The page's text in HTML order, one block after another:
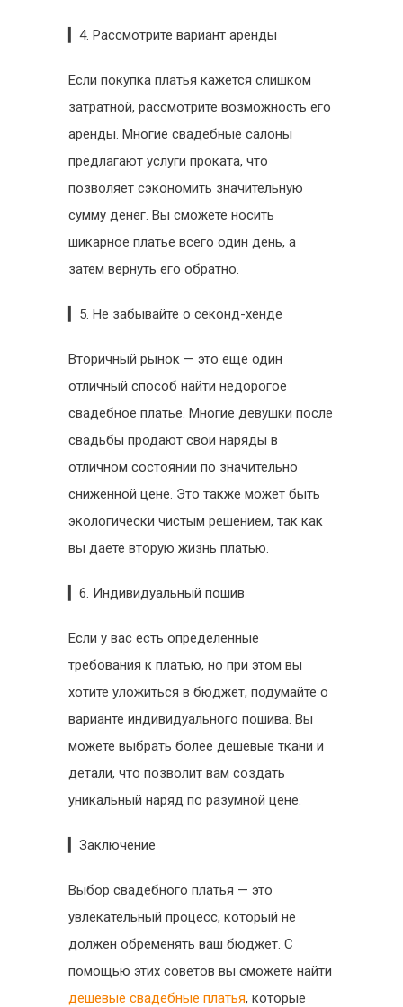
▎4. Рассмотрите вариант аренды
Если покупка платья кажется слишком
затратной, рассмотрите возможность его
аренды. Многие свадебные салоны
предлагают услуги проката, что
позволяет сэкономить значительную
сумму денег. Вы сможете носить
шикарное платье всего один день, а
затем вернуть его обратно.
▎5. Не забывайте о секонд-хенде
Вторичный рынок — это еще один
отличный способ найти недорогое
свадебное платье. Многие девушки после
свадьбы продают свои наряды в
отличном состоянии по значительно
сниженной цене. Это также может быть
экологически чистым решением, так как
вы даете вторую жизнь платью.
▎6. Индивидуальный пошив
Если у вас есть определенные
требования к платью, но при этом вы
хотите уложиться в бюджет, подумайте о
варианте индивидуального пошива. Вы
можете выбрать более дешевые ткани и
детали, что позволит вам создать
уникальный наряд по разумной цене.
▎Заключение
Выбор свадебного платья — это
увлекательный процесс, который не
должен обременять ваш бюджет. С
помощью этих советов вы сможете найти
дешевые свадебные платья, которые